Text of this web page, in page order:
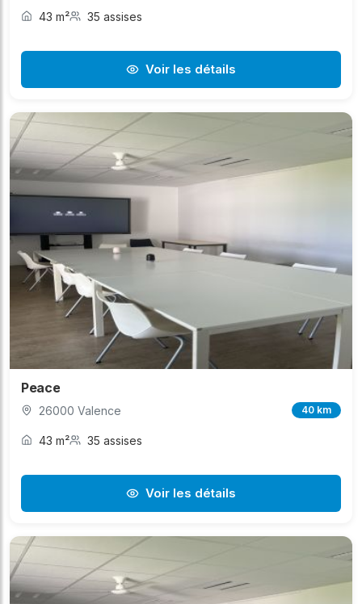
43 m² 35 assises
Voir les détails
Peace
26000 Valence 40 km
43 m² 35 assises
Voir les détails